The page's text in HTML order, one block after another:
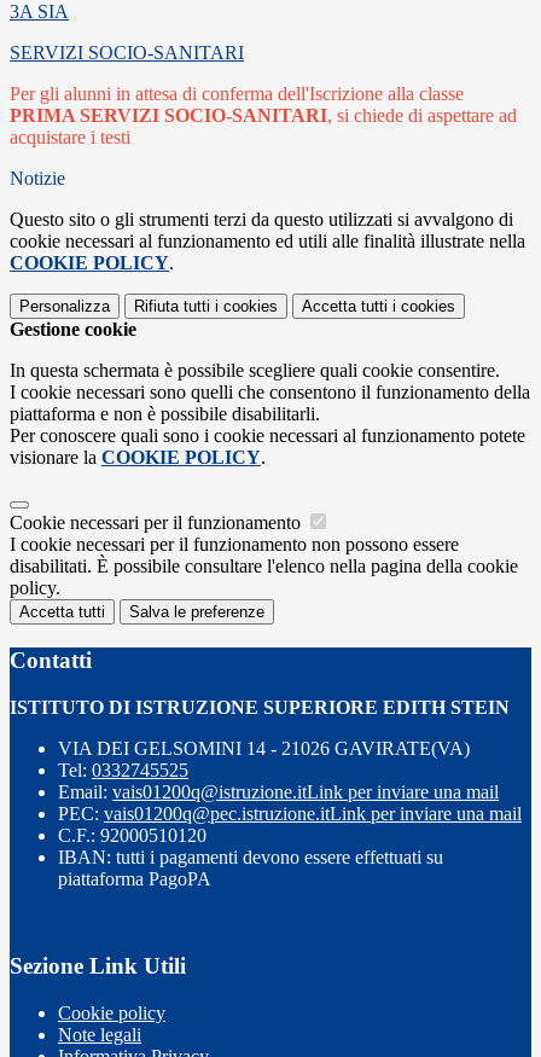
3A SIA
SERVIZI SOCIO-SANITARI
Per gli alunni in attesa di conferma dell'Iscrizione alla classe
PRIMA SERVIZI SOCIO-SANITARI, si chiede di aspettare ad
acquistare i testi
Notizie
Questo sito o gli strumenti terzi da questo utilizzati si avvalgono di
cookie necessari al funzionamento ed utili alle finalità illustrate nella
COOKIE POLICY.
Personalizza Rifiuta tutti i cookies Accetta tutti i cookies
Gestione cookie
In questa schermata è possibile scegliere quali cookie consentire.
I cookie necessari sono quelli che consentono il funzionamento della
piattaforma e non è possibile disabilitarli.
Per conoscere quali sono i cookie necessari al funzionamento potete
visionare la COOKIE POLICY.
Cookie necessari per il funzionamento
I cookie necessari per il funzionamento non possono essere
disabilitati. È possibile consultare l'elenco nella pagina della cookie
policy.
Accetta tutti Salva le preferenze
Contatti
ISTITUTO DI ISTRUZIONE SUPERIORE EDITH STEIN
VIA DEI GELSOMINI 14 - 21026 GAVIRATE(VA)
Tel: 0332745525
Email: vais01200q@istruzione.itLink per inviare una mail
PEC: vais01200q@pec.istruzione.itLink per inviare una mail
C.F.: 92000510120
IBAN: tutti i pagamenti devono essere effettuati su
piattaforma PagoPA
Sezione Link Utili
Cookie policy
Note legali